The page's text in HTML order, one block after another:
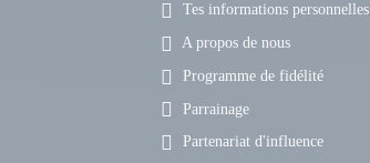
Tes informations personnelles
A propos de nous
Programme de fidélité
Parrainage
Partenariat d'influence